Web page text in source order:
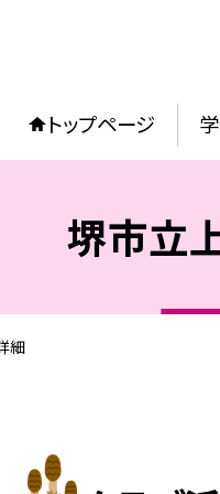
トップページ
堺市立
細